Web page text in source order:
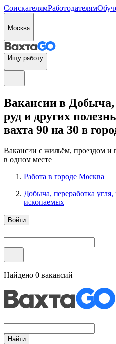
СоискателямРаботодателям
Москва
Ищу работу
Вакансии в Добыча,
руд и других
вахта 90 на 30 в
Вакансии с жильём, проездом
в одном месте
Работа в городе Москва
Добыча, переработка
ископаемых
Войти
Найдено 0 вакансий
Найти